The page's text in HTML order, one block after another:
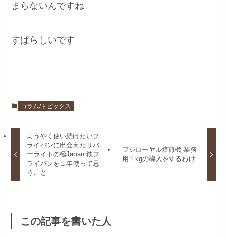
まらないんですね
すばらしいです
コラム/トピックス
ようやく使い続けたいフ
ライパンに出会えたリバ
ーライトの極Japan 鉄フ
ライパンを１年使って思
うこと
フジローヤル焙煎機 業務
用１kgの導入をするわけ
この記事を書いた人